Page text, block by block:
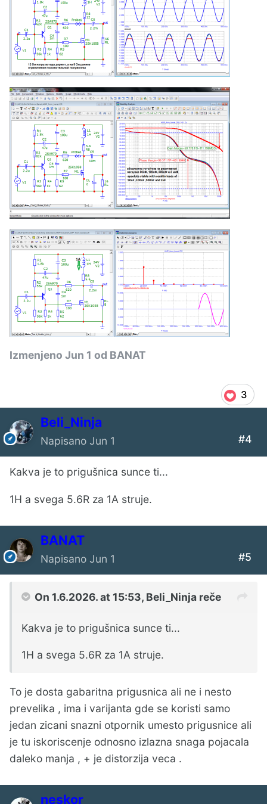
Izmenjeno Jun 1 od BANAT
3
Beli_Ninja
Napisano Jun 1 #4
Kakva je to prigušnica sunce ti...
1H a svega 5.6R za 1A struje.
BANAT
Napisano Jun 1 #5
On 1.6.2026. at 15:53, Beli_Ninja reče
Kakva je to prigušnica sunce ti...
1H a svega 5.6R za 1A struje.
To je dosta gabaritna prigusnica ali ne i nesto
prevelika , ima i varijanta gde se koristi samo
jedan zicani snazni otpornik umesto prigusnice ali
je tu iskoriscenje odnosno izlazna snaga pojacala
daleko manja , + je distorzija veca .
neskor